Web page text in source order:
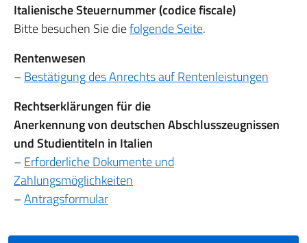
Italienische Steuernummer (codice fiscale)
Bitte besuchen Sie diefolgende Seite.
Rentenwesen
–Bestätigung des Anrechts auf Rentenleistungen
Rechtserklärungen für die
Anerkennung von deutschen Abschlusszeugnissen
und Studientiteln in Italien
–Erforderliche Dokumente und
Zahlungsmöglichkeiten
–Antragsformular